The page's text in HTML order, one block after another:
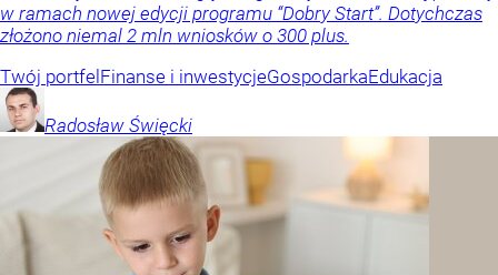
w ramach nowej edycji programu “Dobry Start”. Dotychczas
złożono niemal 2 mln wniosków o 300 plus.
Twój portfelFinanse i inwestycjeGospodarkaEdukacja
Radosław Święcki